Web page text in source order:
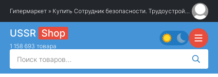
Гипермаркет » Купить Сотрудник безопасности. Трудоустройство. Собеседование.
USSR Shop
1 158 693 товара